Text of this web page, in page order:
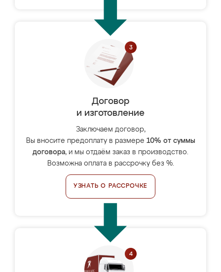
Договор
и изготовление
Заключаем договор,
Вы вносите предоплату в размере 10% от суммы
договора, и мы отдаём заказ в производство.
Возможна оплата в рассрочку без %.
УЗНАТЬ О РАССРОЧКЕ